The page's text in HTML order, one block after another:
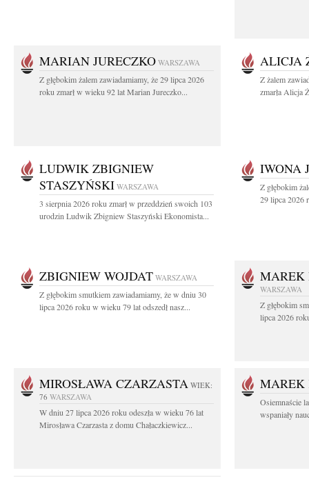
MARIAN JURECZKO WARSZAWA
Z głębokim żalem zawiadamiamy, że 29 lipca 2026
roku zmarł w wieku 92 lat Marian Jureczko...
ALICJA
Z żalem
zmarła Alicja
LUDWIK ZBIGNIEW
STASZYŃSKI WARSZAWA
3 sierpnia 2026 roku zmarł w przeddzień swoich 103
urodzin Ludwik Zbigniew Staszyński Ekonomista...
IWONA
Z głębokim
29 lipca 2026
ZBIGNIEW WOJDAT WARSZAWA
Z głębokim smutkiem zawiadamiamy, że w dniu 30
lipca 2026 roku w wieku 79 lat odszedł nasz...
MAREK
WARSZAWA
Z głębokim
lipca 2026
MIROSŁAWA CZARZASTA WIEK:
76 WARSZAWA
W dniu 27 lipca 2026 roku odeszła w wieku 76 lat
Mirosława Czarzasta z domu Chałaczkiewicz...
MAREK
Osiemnaście
wspaniały